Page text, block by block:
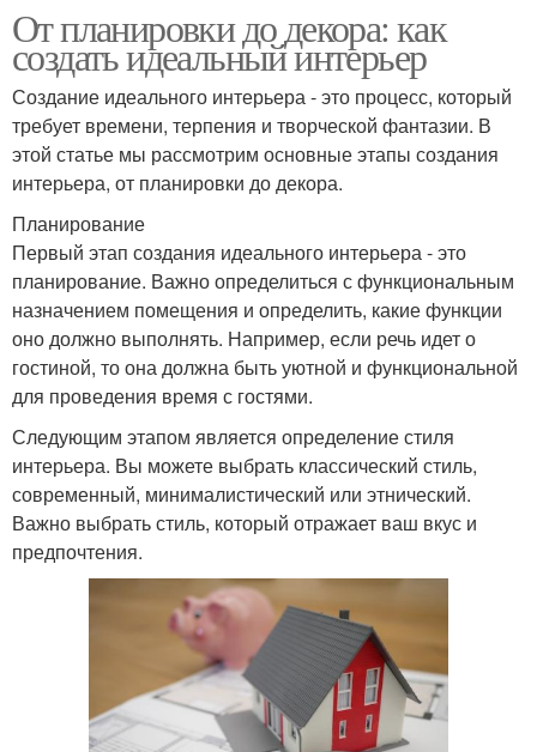
От планировки до декора: как
создать идеальный интерьер
Создание идеального интерьера - это процесс, который
требует времени, терпения и творческой фантазии. В
этой статье мы рассмотрим основные этапы создания
интерьера, от планировки до декора.
Планирование
Первый этап создания идеального интерьера - это
планирование. Важно определиться с функциональным
назначением помещения и определить, какие функции
оно должно выполнять. Например, если речь идет о
гостиной, то она должна быть уютной и функциональной
для проведения время с гостями.
Следующим этапом является определение стиля
интерьера. Вы можете выбрать классический стиль,
современный, минималистический или этнический.
Важно выбрать стиль, который отражает ваш вкус и
предпочтения.